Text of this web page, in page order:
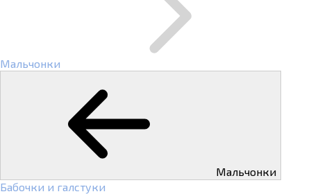
Мальчонки
Мальчонки
Бабочки и галстуки